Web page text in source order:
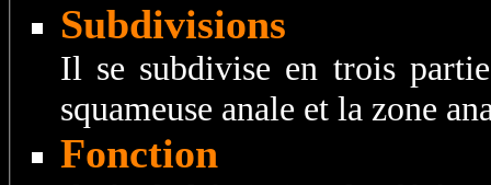
Subdivisions
Il se subdivise en trois
squameuse anale et la zone
Fonction